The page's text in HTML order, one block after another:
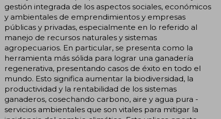
gestión integrada de los aspectos sociales, económicos
y ambientales de emprendimientos y empresas
públicas y privadas, especialmente en lo referido al
manejo de recursos naturales y sistemas
agropecuarios. En particular, se presenta como la
herramienta más sólida para lograr una ganadería
regenerativa, presentando casos de éxito en todo el
mundo. Esto significa aumentar la biodiversidad, la
productividad y la rentabilidad de los sistemas
ganaderos, cosechando carbono, aire y agua pura -
servicios ambientales que son vitales para mitigar la